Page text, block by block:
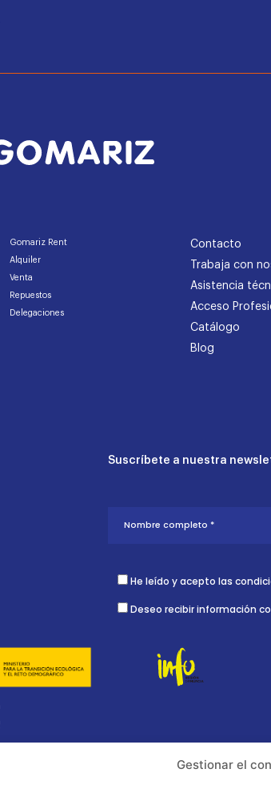
Gestionar el
Gomariz Rent
Alquiler
Venta
Repuestos
Delegaciones
Contacto
Trabaja con
Asistencia
Acceso
Catálogo
Blog
Suscríbete a nuestra
He leído y acepto las
Deseo recibir información